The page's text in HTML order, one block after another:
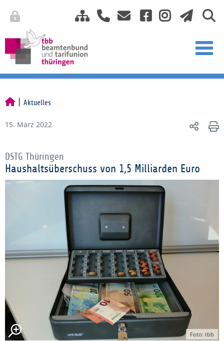
Aktuelles
15. März 2022
DSTG Thüringen
Haushaltsüberschuss von 1,5 Milliarden Euro
Foto: tbb